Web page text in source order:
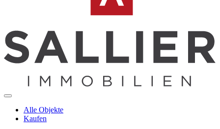
Alle Objekte
Kaufen